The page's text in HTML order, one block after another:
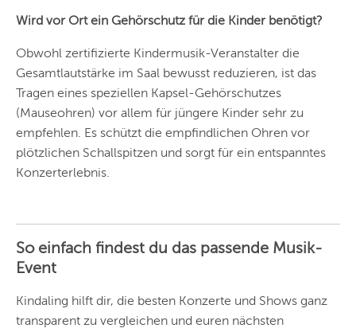
Wird vor Ort ein Gehörschutz für die Kinder benötigt?
Obwohl zertifizierte Kindermusik-Veranstalter die
Gesamtlautstärke im Saal bewusst reduzieren, ist das
Tragen eines speziellen Kapsel-Gehörschutzes
(Mauseohren) vor allem für jüngere Kinder sehr zu
empfehlen. Es schützt die empfindlichen Ohren vor
plötzlichen Schallspitzen und sorgt für ein entspanntes
Konzerterlebnis.
So einfach findest du das passende Musik-
Event
Kindaling hilft dir, die besten Konzerte und Shows ganz
transparent zu vergleichen und euren nächsten